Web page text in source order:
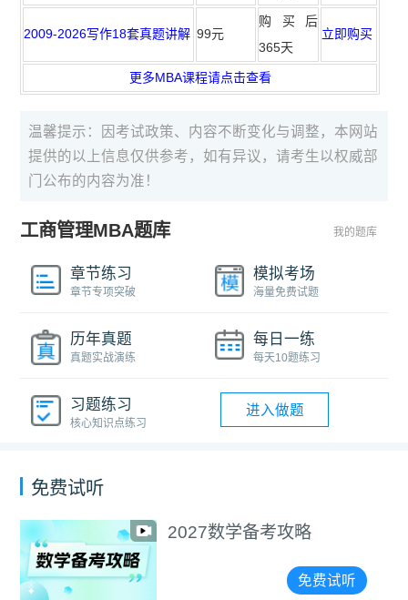
2009-2026写作18套真题讲解 99元
购买后
365天
立即购买
更多MBA课程请点击查看
温馨提示：因考试政策、内容不断变化与调整，本网站
提供的以上信息仅供参考，如有异议，请考生以权威部
门公布的内容为准！
工商管理MBA题库 我的题库
章节练习
章节专项突破
模拟考场
海量免费试题
历年真题
真题实战演练
每日一练
每天10题练习
习题练习
核心知识点练习
进入做题
免费试听
2027数学备考攻略
免费试听